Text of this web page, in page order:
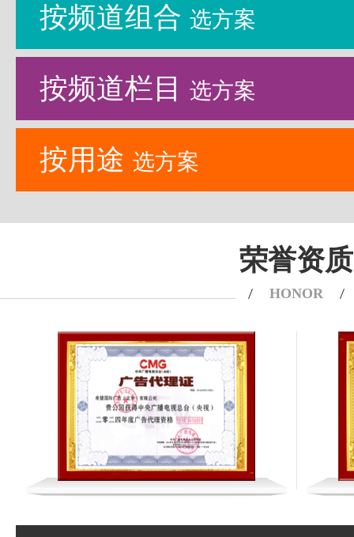
按频道组合 选方案
按频道栏目 选方案
按用途 选方案
荣誉资质
HONOR